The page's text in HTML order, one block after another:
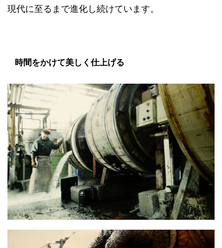
現代に至るまで進化し続けています。
時間をかけて美しく仕上げる